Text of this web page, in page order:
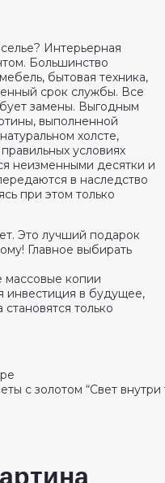
Интерьерная
Большинство
бытовая техника,
срок службы. Все
замены. Выгодным
выполненной
холсте,
условиях
неизменными десятки и
в наследство
при этом только
Это лучший подарок
Главное выбирать
массовые копии
инвестиция в будущее,
только
с золотом “Свет внутри